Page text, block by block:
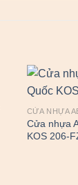
CỬA NHỰA
Cửa nhựa
KOS 206-